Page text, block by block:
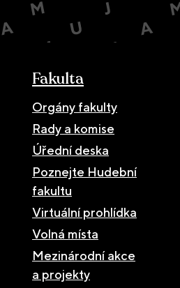
Fakulta
Orgány fakulty
Rady a komise
Úřední deska
Poznejte Hudební
fakultu
Virtuální prohlídka
Volná místa
Mezinárodní akce
a projekty